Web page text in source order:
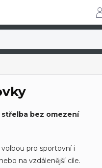
střelba bez omezení
pro sportovní i
na vzdálenější cíle.